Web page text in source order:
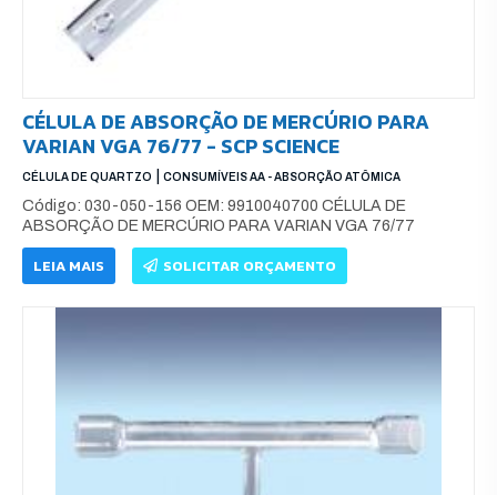
CÉLULA DE ABSORÇÃO DE MERCÚRIO PARA
VARIAN VGA 76/77 - SCP SCIENCE
CÉLULA DE QUARTZO CONSUMÍVEIS AA - ABSORÇÃO ATÔMICA
Código: 030-050-156 OEM: 9910040700 CÉLULA DE
ABSORÇÃO DE MERCÚRIO PARA VARIAN VGA 76/77
LEIA MAIS SOLICITAR ORÇAMENTO